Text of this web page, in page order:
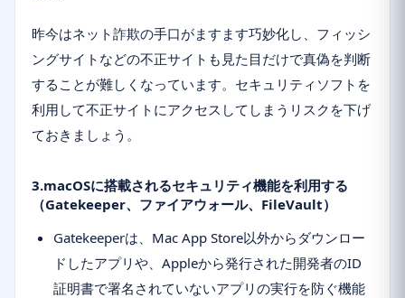
昨今はネット詐欺の手口がますます巧妙化し、フィッシ
ングサイトなどの不正サイトも見た目だけで真偽を判断
することが難しくなっています。セキュリティソフトを
利用して不正サイトにアクセスしてしまうリスクを下げ
ておきましょう。
3.macOSに搭載されるセキュリティ機能を利用する
（Gatekeeper、ファイアウォール、FileVault）
Gatekeeperは、Mac App Store以外からダウンロー
ドしたアプリや、Appleから発行された開発者のID
証明書で署名されていないアプリの実行を防ぐ機能